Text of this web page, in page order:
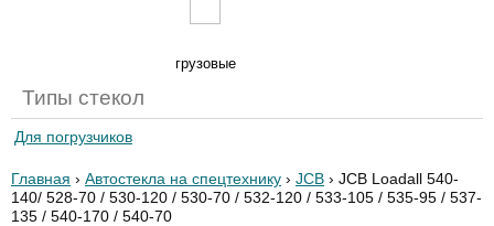
грузовые
Типы стекол
Для погрузчиков
Главная › Автостекла на спецтехнику › JCB › JCB Loadall 540-
140/ 528-70 / 530-120 / 530-70 / 532-120 / 533-105 / 535-95 / 537-
135 / 540-170 / 540-70